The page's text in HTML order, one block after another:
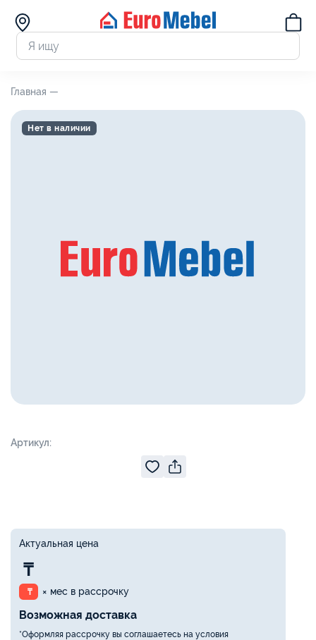
Главная —
Артикул:
Нет в наличии
Актуальная цена
₸
₸ × мес в рассрочку
Возможная доставка
*Оформляя рассрочку вы соглашаетесь на условия